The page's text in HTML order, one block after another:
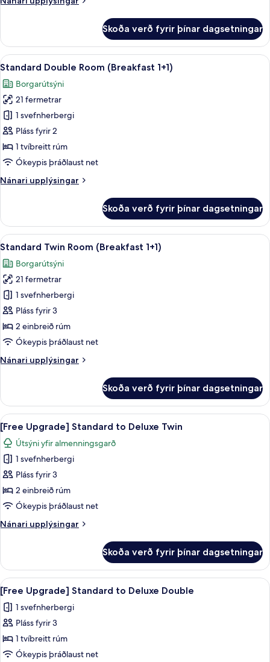
Breakfast
for
2_Standard
Skoða verð fyrir þínar dagsetningar
Skoða
allar
myndir
fyrir
Standard
Double
Room
(Breakfast
6
Standard Double Room (Breakfast 1+1)
Borgarútsýni
21 fermetrar
1 svefnherbergi
Pláss fyrir 2
1 tvíbreitt rúm
Ókeypis þráðlaust net
Nánari upplýsingar
Nánari
Double
Room
(Breakfast
Skoða verð fyrir þínar dagsetningar
Skoða
allar
myndir
fyrir
Standard
Twin
Room
(Breakfast
8
Standard Twin Room (Breakfast 1+1)
Borgarútsýni
21 fermetrar
1 svefnherbergi
Pláss fyrir 3
2 einbreið rúm
Ókeypis þráðlaust net
Nánari upplýsingar
Nánari
Twin
Room
(Breakfast
1+1)
Skoða verð fyrir þínar dagsetningar
Skoða
allar
myndir
fyrir
[Free
Upgrade]
Standard
Deluxe
Rúmföt af bestu gerð, dúnsængur,
8
[Free Upgrade] Standard to Deluxe Twin
Útsýni yfir almenningsgarð
1 svefnherbergi
Pláss fyrir 3
2 einbreið rúm
Ókeypis þráðlaust net
Nánari upplýsingar
Nánari
Upgrade]
Standard
to
Deluxe
Twin
Skoða verð fyrir þínar dagsetningar
Skoða
allar
myndir
fyrir
[Free
Upgrade]
1
[Free Upgrade] Standard to Deluxe Double
1 svefnherbergi
Pláss fyrir 3
1 tvíbreitt rúm
Ókeypis þráðlaust net